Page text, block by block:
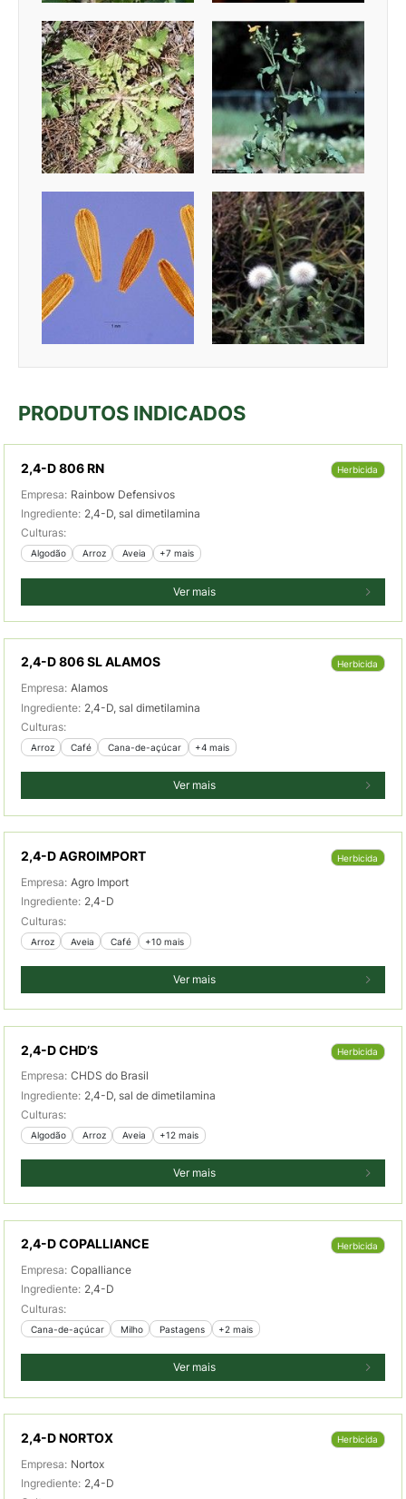
PRODUTOS INDICADOS
2,4-D 806 RN Herbicida
Empresa: Rainbow Defensivos
Ingrediente: 2,4-D, sal dimetilamina
Culturas:
Algodão Arroz Aveia +7 mais
Ver mais
2,4-D 806 SL ALAMOS Herbicida
Empresa: Alamos
Ingrediente: 2,4-D, sal dimetilamina
Culturas:
Arroz Café Cana-de-açúcar +4 mais
Ver mais
2,4-D AGROIMPORT Herbicida
Empresa: Agro Import
Ingrediente: 2,4-D
Culturas:
Arroz Aveia Café +10 mais
Ver mais
2,4-D CHD’S Herbicida
Empresa: CHDS do Brasil
Ingrediente: 2,4-D, sal de dimetilamina
Culturas:
Algodão Arroz Aveia +12 mais
Ver mais
2,4-D COPALLIANCE Herbicida
Empresa: Copalliance
Ingrediente: 2,4-D
Culturas:
Cana-de-açúcar Milho Pastagens +2 mais
Ver mais
2,4-D NORTOX Herbicida
Empresa: Nortox
Ingrediente: 2,4-D